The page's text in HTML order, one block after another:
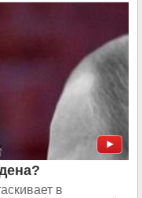
в